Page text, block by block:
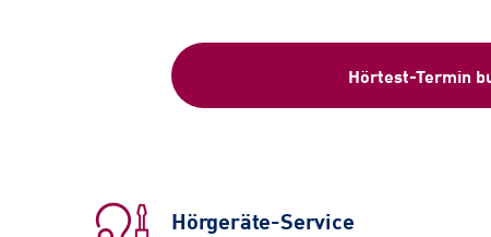
Hörtest-Termin
Hörgeräte-Service